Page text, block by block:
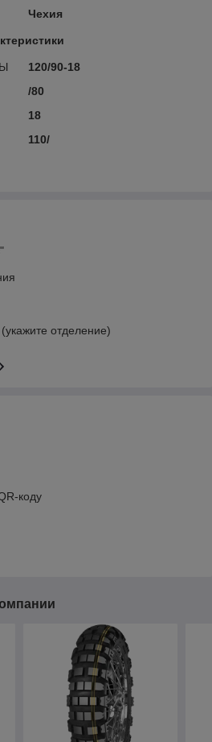
Чехия
120/90-18
/80
18
110/
отделение)
коду